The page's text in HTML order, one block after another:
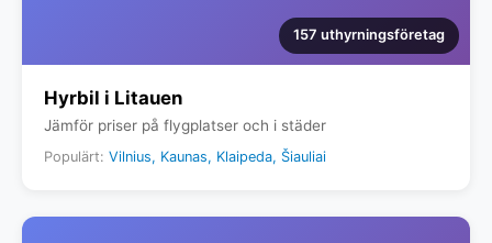
157 uthyrningsföretag
Hyrbil i Litauen
Jämför priser på flygplatser och i städer
Populärt: Vilnius, Kaunas, Klaipeda, Šiauliai